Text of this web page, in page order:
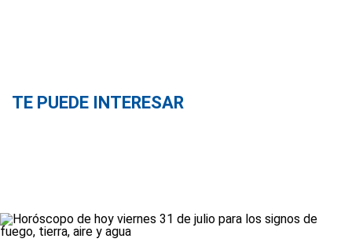
TE PUEDE INTERESAR